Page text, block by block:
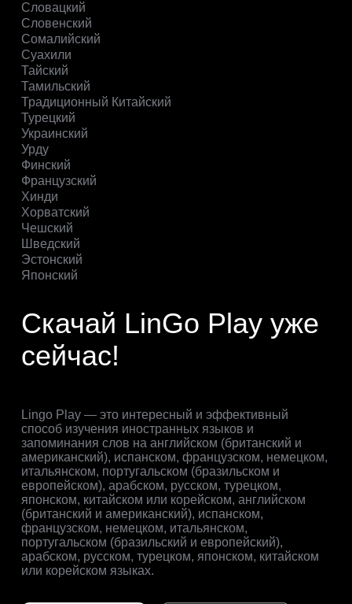
Словацкий
Словенский
Сомалийский
Суахили
Тайский
Тамильский
Традиционный Китайский
Турецкий
Украинский
Урду
Финский
Французский
Хинди
Хорватский
Чешский
Шведский
Эстонский
Японский
Скачай LinGo Play уже
сейчас!
Lingo Play — это интересный и эффективный
способ изучения иностранных языков и
запоминания слов на английском (британский и
американский), испанском, французском, немецком,
итальянском, португальском (бразильском и
европейском), арабском, русском, турецком,
японском, китайском или корейском, английском
(британский и американский), испанском,
французском, немецком, итальянском,
португальском (бразильский и европейский),
арабском, русском, турецком, японском, китайском
или корейском языках.